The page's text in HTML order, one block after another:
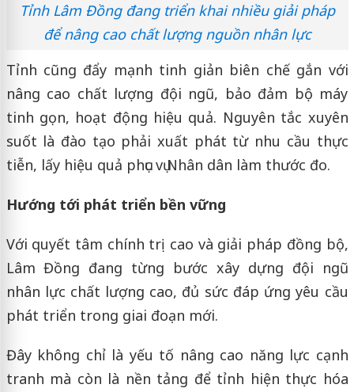
Tỉnh Lâm Đồng đang triển khai nhiều giải pháp
để nâng cao chất lượng nguồn nhân lực
Tỉnh cũng đẩy mạnh tinh giản biên chế gắn với
nâng cao chất lượng đội ngũ, bảo đảm bộ máy
tinh gọn, hoạt động hiệu quả. Nguyên tắc xuyên
suốt là đào tạo phải xuất phát từ nhu cầu thực
tiễn, lấy hiệu quả phục vụ Nhân dân làm thước đo.
Hướng tới phát triển bền vững
Với quyết tâm chính trị cao và giải pháp đồng bộ,
Lâm Đồng đang từng bước xây dựng đội ngũ
nhân lực chất lượng cao, đủ sức đáp ứng yêu cầu
phát triển trong giai đoạn mới.
Đây không chỉ là yếu tố nâng cao năng lực cạnh
tranh mà còn là nền tảng để tỉnh hiện thực hóa